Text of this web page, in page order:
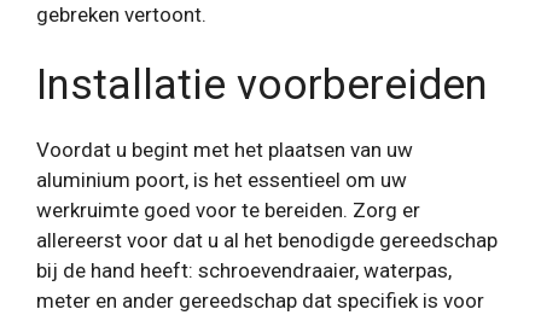
gebreken vertoont.
Installatie voorbereiden
Voordat u begint met het plaatsen van uw
aluminium poort, is het essentieel om uw
werkruimte goed voor te bereiden. Zorg er
allereerst voor dat u al het benodigde gereedschap
bij de hand heeft: schroevendraaier, waterpas,
meter en ander gereedschap dat specifiek is voor